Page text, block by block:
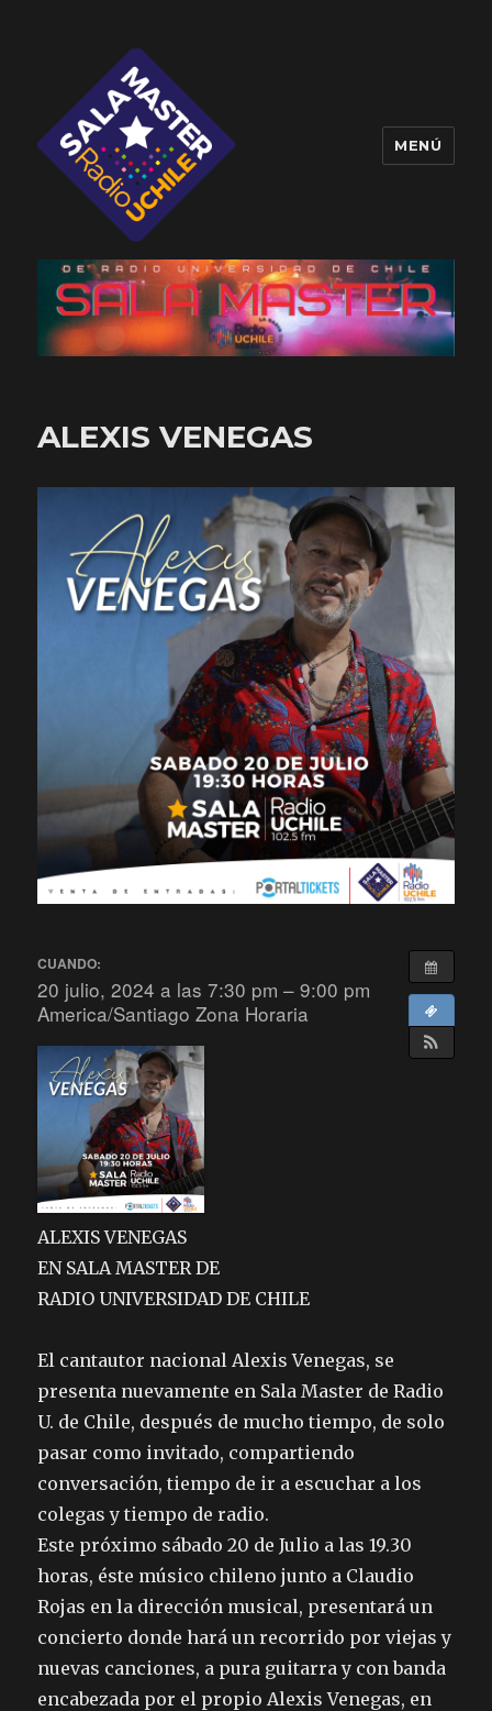
Sala Master
MENÚ
ALEXIS VENEGAS
CUANDO:
20 julio, 2024 a las 7:30 pm – 9:00 pm
America/Santiago Zona Horaria
ALEXIS VENEGAS
EN SALA MASTER DE
RADIO UNIVERSIDAD DE CHILE
El cantautor nacional Alexis Venegas, se
presenta nuevamente en Sala Master de Radio
U. de Chile, después de mucho tiempo, de solo
pasar como invitado, compartiendo
conversación, tiempo de ir a escuchar a los
colegas y tiempo de radio.
Este próximo sábado 20 de Julio a las 19.30
horas, éste músico chileno junto a Claudio
Rojas en la dirección musical, presentará un
concierto donde hará un recorrido por viejas y
nuevas canciones, a pura guitarra y con banda
encabezada por el propio Alexis Venegas, en